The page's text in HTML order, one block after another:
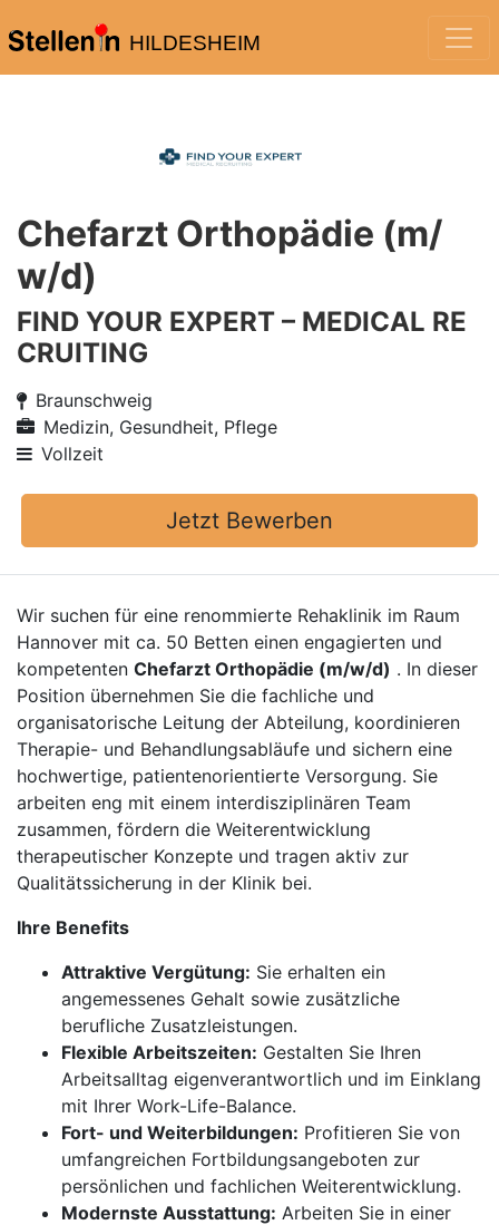
HILDESHEIM
Chefarzt Orthopädie (m/
w/d)
FIND YOUR EXPERT – MEDICAL RE
CRUITING
Braunschweig
Medizin, Gesundheit, Pflege
Vollzeit
Jetzt Bewerben
Wir suchen für eine renommierte Rehaklinik im Raum
Hannover mit ca. 50 Betten einen engagierten und
kompetenten Chefarzt Orthopädie (m/w/d) . In dieser
Position übernehmen Sie die fachliche und
organisatorische Leitung der Abteilung, koordinieren
Therapie- und Behandlungsabläufe und sichern eine
hochwertige, patientenorientierte Versorgung. Sie
arbeiten eng mit einem interdisziplinären Team
zusammen, fördern die Weiterentwicklung
therapeutischer Konzepte und tragen aktiv zur
Qualitätssicherung in der Klinik bei.
Ihre Benefits
Attraktive Vergütung: Sie erhalten ein
angemessenes Gehalt sowie zusätzliche
berufliche Zusatzleistungen.
Flexible Arbeitszeiten: Gestalten Sie Ihren
Arbeitsalltag eigenverantwortlich und im Einklang
mit Ihrer Work-Life-Balance.
Fort- und Weiterbildungen: Profitieren Sie von
umfangreichen Fortbildungsangeboten zur
persönlichen und fachlichen Weiterentwicklung.
Modernste Ausstattung: Arbeiten Sie in einer